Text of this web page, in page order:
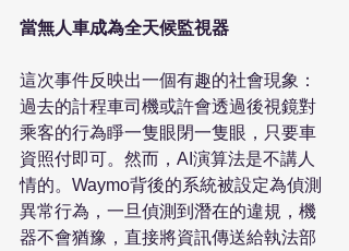
當無人車成為全天候監視器
這次事件反映出一個有趣的社會現象：
過去的計程車司機或許會透過後視鏡對
乘客的行為睜一隻眼閉一隻眼，只要車
資照付即可。然而，AI演算法是不講人
情的。Waymo背後的系統被設定為偵測
異常行為，一旦偵測到潛在的違規，機
器不會猶豫，直接將資訊傳送給執法部